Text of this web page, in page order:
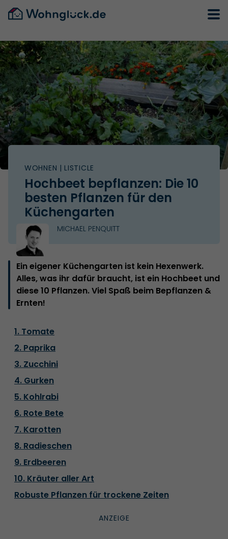
WOHNEN | LISTICLE
Hochbeet bepflanzen: Die 10
besten Pflanzen für den
Küchengarten
MICHAEL PENQUITT
Ein eigener Küchengarten ist kein Hexenwerk.
Alles, was ihr dafür braucht, ist ein Hochbeet und
diese 10 Pflanzen. Viel Spaß beim Bepflanzen &
Ernten!
1. Tomate
2. Paprika
3. Zucchini
4. Gurken
5. Kohlrabi
6. Rote Bete
7. Karotten
8. Radieschen
9. Erdbeeren
10. Kräuter aller Art
Robuste Pflanzen für trockene Zeiten